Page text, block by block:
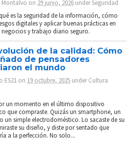
Montalvo on 29 junio, 2026 underSeguridad
es la seguridad de la información, cómo
digitales y aplicar buenas prácticas en
negocios y trabajo diario seguro.
de la calidad: Cómo
de pensadores
el mundo
ES21 on 19 octubre, 2025 underCultura
un momento en el último dispositivo
que compraste. Quizás un smartphone, un
un simple electrodoméstico. Lo sacaste de su
su diseño, y diste por sentado que
a la perfección. No solo...